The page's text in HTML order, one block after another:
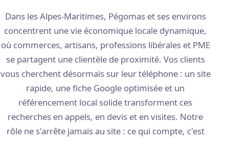
Dans les Alpes-Maritimes, Pégomas et ses environs
concentrent une vie économique locale dynamique,
où commerces, artisans, professions libérales et PME
se partagent une clientèle de proximité. Vos clients
vous cherchent désormais sur leur téléphone : un site
rapide, une fiche Google optimisée et un
référencement local solide transforment ces
recherches en appels, en devis et en visites. Notre
rôle ne s'arrête jamais au site : ce qui compte, c'est